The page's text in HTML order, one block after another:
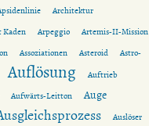
Architektur
Kaden Arpeggio
Artemis-II-Mission
Assoziationen Asteroid
Astro-
Auflösung
Auftrieb
Aufwärts-Leitton Auge
Auslöser